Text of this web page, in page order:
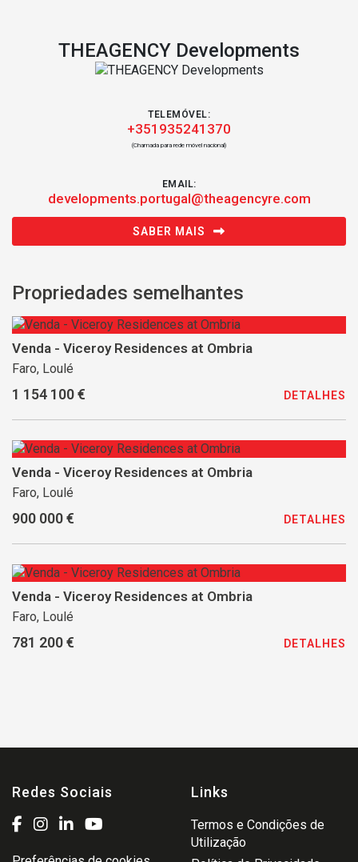
THEAGENCY Developments
TELEMÓVEL:
+351935241370
(Chamada para rede móvel nacional)
EMAIL:
developments.portugal@theagencyre.com
SABER MAIS
Propriedades semelhantes
Venda - Viceroy Residences at Ombria
Faro, Loulé
1 154 100 € DETALHES
Venda - Viceroy Residences at Ombria
Faro, Loulé
900 000 € DETALHES
Venda - Viceroy Residences at Ombria
Faro, Loulé
781 200 € DETALHES
Redes Sociais Links
Termos e Condições de
Utilização